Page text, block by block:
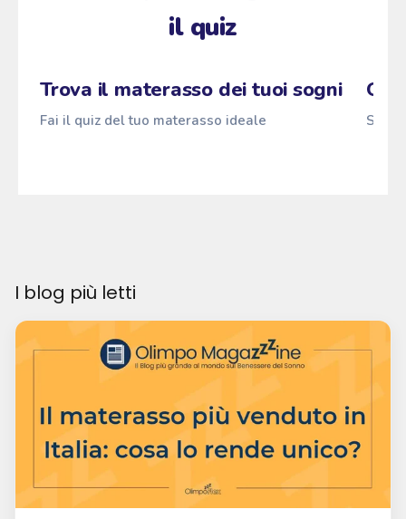
il quiz
Trova il materasso dei tuoi sogni
Fai il quiz del tuo materasso ideale
I blog più letti